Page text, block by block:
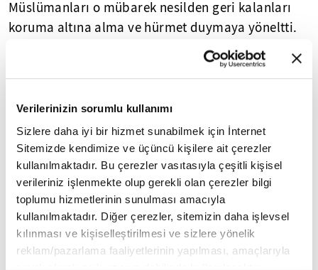
Verilerinizin sorumlu kullanımı
Sizlere daha iyi bir hizmet sunabilmek için İnternet
Sitemizde kendimize ve üçüncü kişilere ait çerezler
kullanılmaktadır. Bu çerezler vasıtasıyla çeşitli kişisel
verileriniz işlenmekte olup gerekli olan çerezler bilgi
toplumu hizmetlerinin sunulması amacıyla
kullanılmaktadır. Diğer çerezler, sitemizin daha işlevsel
kılınması ve kişiselleştirilmesi ve sizlere yönelik
reklam/pazarlama faaliyetlerinin yapılması, amaçlarıyla
sınırlı olarak açık rızanız dahilinde kullanılacaktır.
Müslümanları o mübarek nesilden geri kalanları
koruma altına alma ve hürmet duymaya yöneltti.
Seçkin hafızların sesinden Kur'an-ı Kerim
dinlemek için tıklayın
TÜRK EDEBİYATINDA ÖNEMLİ BİR MOTİF: KERBELA